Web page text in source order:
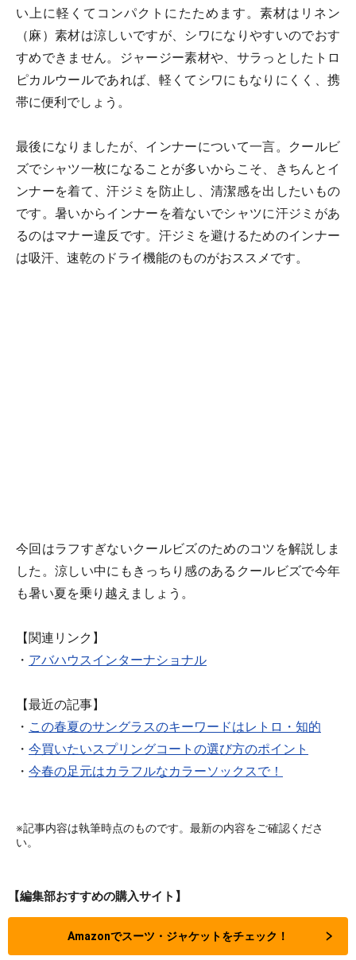
い上に軽くてコンパクトにたためます。素材はリネン
（麻）素材は涼しいですが、シワになりやすいのでおす
すめできません。ジャージー素材や、サラっとしたトロ
ピカルウールであれば、軽くてシワにもなりにくく、携
帯に便利でしょう。
最後になりましたが、インナーについて一言。クールビ
ズでシャツ一枚になることが多いからこそ、きちんとイ
ンナーを着て、汗ジミを防止し、清潔感を出したいもの
です。暑いからインナーを着ないでシャツに汗ジミがあ
るのはマナー違反です。汗ジミを避けるためのインナー
は吸汗、速乾のドライ機能のものがおススメです。
今回はラフすぎないクールビズのためのコツを解説しま
した。涼しい中にもきっちり感のあるクールビズで今年
も暑い夏を乗り越えましょう。
【関連リンク】
・ アバハウスインターナショナル
【最近の記事】
・ この春夏のサングラスのキーワードはレトロ・知的
・ 今買いたいスプリングコートの選び方のポイント
・ 今春の足元はカラフルなカラーソックスで！
※記事内容は執筆時点のものです。最新の内容をご確認くださ
い。
【編集部おすすめの購入サイト】
Amazonでスーツ・ジャケットをチェック！